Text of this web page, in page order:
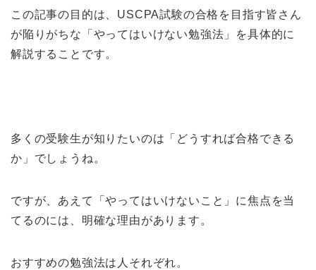
この記事の目的は、USCPA試験の合格を目指す皆さん
が陥りがちな「やってはいけない勉強法」を具体的に
解説することです。
多くの受験生が知りたいのは「どうすれば合格できる
か」でしょうね。
ですが、あえて「やってはいけないこと」に焦点を当
てるのには、明確な理由があります。
おすすめの勉強法は人それぞれ。